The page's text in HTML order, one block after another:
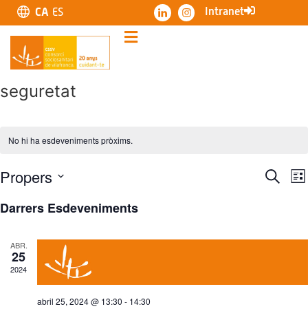
CA ES Intranet
seguretat
No hi ha esdeveniments pròxims.
Cerca
Propers
una
data.
Darrers Esdeveniments
ABR.
25
2024
abril 25, 2024 @ 13:30 - 14:30